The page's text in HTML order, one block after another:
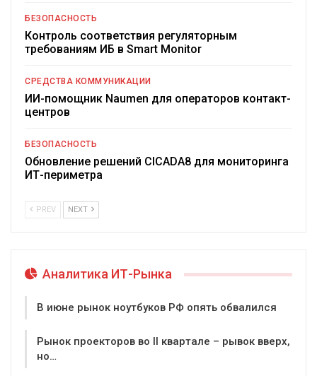
БЕЗОПАСНОСТЬ
Контроль соответствия регуляторным
требованиям ИБ в Smart Monitor
СРЕДСТВА КОММУНИКАЦИИ
ИИ-помощник Naumen для операторов контакт-
центров
БЕЗОПАСНОСТЬ
Обновление решений CICADA8 для мониторинга
ИТ-периметра
PREV NEXT
Аналитика ИТ-Рынка
В июне рынок ноутбуков РФ опять обвалился
Рынок проекторов во II квартале – рывок вверх,
но…